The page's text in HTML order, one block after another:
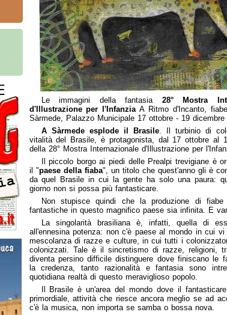
Le immagini della fantasia 28° Mostra
d'Illustrazione per l'InfanziaA Ritmo d'Incanto,
Sàrmede, Palazzo Municipale 17 ottobre - 19 dicembre
A Sàrmede esplode il Brasile. Il turbinio di
vitalità del Brasile, è protagonista, dal 17 ottobre al
della 28° Mostra Internazionale d'Illustrazione per
Il piccolo borgo ai piedi delle Prealpi trevigiane è
il "paese della fiaba", un titolo che quest'anno gli è
da quel Brasile in cui la gente ha solo una paura:
giorno non si possa più fantasticare.
Non stupisce quindi che la produzione di
fantastiche in questo magnifico paese sia infinita. E
La singolarità brasiliana è, infatti, quella di
all'ennesina potenza: non c'è paese al mondo in cui
mescolanza di razze e culture, in cui tutti i
colonizzati. Tale è il sincretismo di razze, religioni,
diventa persino difficile distinguere dove finiscano le
la credenza, tanto razionalità e fantasia sono
quotidiana realtà di questo meraviglioso popolo.
Il Brasile è un'area del mondo dove il
primordiale, attività che riesce ancora meglio se ad
c'è la musica, non importa se samba o bossa nova.